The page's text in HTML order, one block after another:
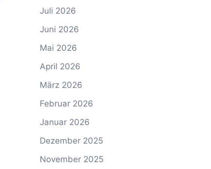
Juli 2026
Juni 2026
Mai 2026
April 2026
März 2026
Februar 2026
Januar 2026
Dezember 2025
November 2025